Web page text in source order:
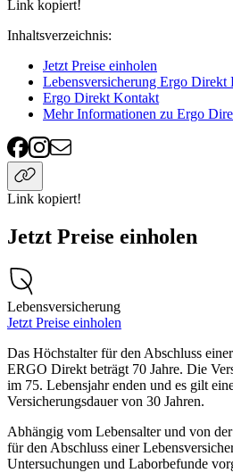
Link kopiert!
Inhaltsverzeichnis:
Jetzt Preise einholen
Lebensversicherung Ergo Direkt
Ergo Direkt Kontakt
Mehr Informationen zu Ergo
Link kopiert!
Jetzt Preise einholen
Lebensversicherung
Jetzt Preise einholen
Das Höchstalter für den Abschluss
ERGO Direkt beträgt 70 Jahre. Die
im 75. Lebensjahr enden und es gilt
Versicherungsdauer von 30 Jahren.
Abhängig vom Lebensalter und von
für den Abschluss einer
Untersuchungen und Laborbefunde